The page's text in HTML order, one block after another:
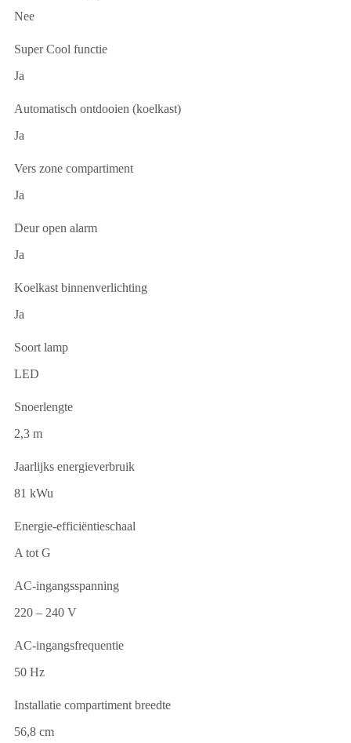
Nee
Super Cool functie
Ja
Automatisch ontdooien (koelkast)
Ja
Vers zone compartiment
Ja
Deur open alarm
Ja
Koelkast binnenverlichting
Ja
Soort lamp
LED
Snoerlengte
2,3 m
Jaarlijks energieverbruik
81 kWu
Energie-efficiëntieschaal
A tot G
AC-ingangsspanning
220 – 240 V
AC-ingangsfrequentie
50 Hz
Installatie compartiment breedte
56,8 cm